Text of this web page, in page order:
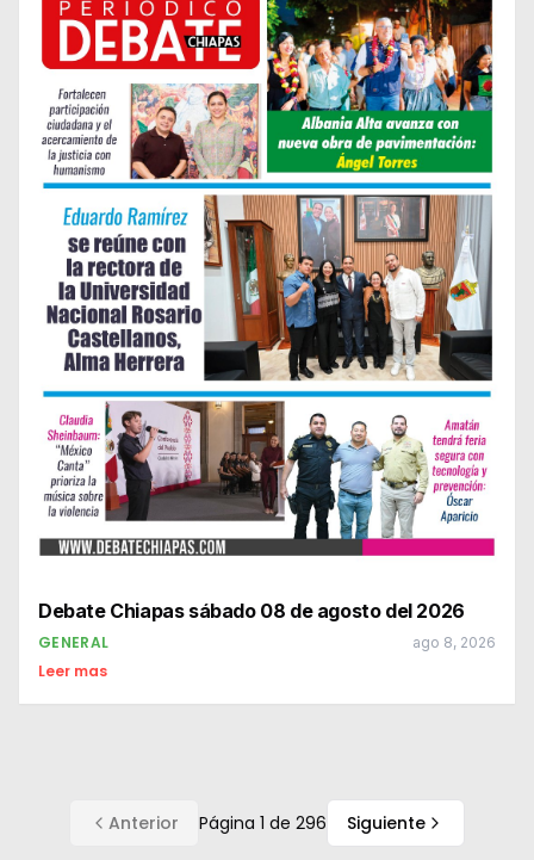
Debate Chiapas sábado 08 de agosto del 2026
GENERAL ago 8, 2026
Leer mas
Anterior Página 1 de 296 Siguiente